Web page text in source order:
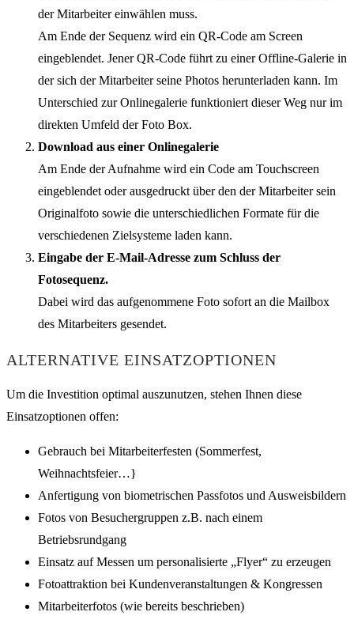
der Mitarbeiter einwählen muss.
Am Ende der Sequenz wird ein QR-Code am Screen
eingeblendet. Jener QR-Code führt zu einer Offline-Galerie in
der sich der Mitarbeiter seine Photos herunterladen kann. Im
Unterschied zur Onlinegalerie funktioniert dieser Weg nur im
direkten Umfeld der Foto Box.
Download aus einer Onlinegalerie
Am Ende der Aufnahme wird ein Code am Touchscreen
eingeblendet oder ausgedruckt über den der Mitarbeiter sein
Originalfoto sowie die unterschiedlichen Formate für die
verschiedenen Zielsysteme laden kann.
Eingabe der E-Mail-Adresse zum Schluss der
Fotosequenz.
Dabei wird das aufgenommene Foto sofort an die Mailbox
des Mitarbeiters gesendet.
ALTERNATIVE EINSATZOPTIONEN
Um die Investition optimal auszunutzen, stehen Ihnen diese
Einsatzoptionen offen:
Gebrauch bei Mitarbeiterfesten (Sommerfest,
Weihnachtsfeier…}
Anfertigung von biometrischen Passfotos und Ausweisbildern
Fotos von Besuchergruppen z.B. nach einem
Betriebsrundgang
Einsatz auf Messen um personalisierte „Flyer“ zu erzeugen
Fotoattraktion bei Kundenveranstaltungen & Kongressen
Mitarbeiterfotos (wie bereits beschrieben)